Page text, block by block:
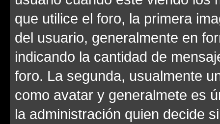
que utilice el foro, la primera
del usuario, generalmente en
indicando la cantidad de
foro. La segunda, usualmente
como avatar y generalmete es
la administración quien decide